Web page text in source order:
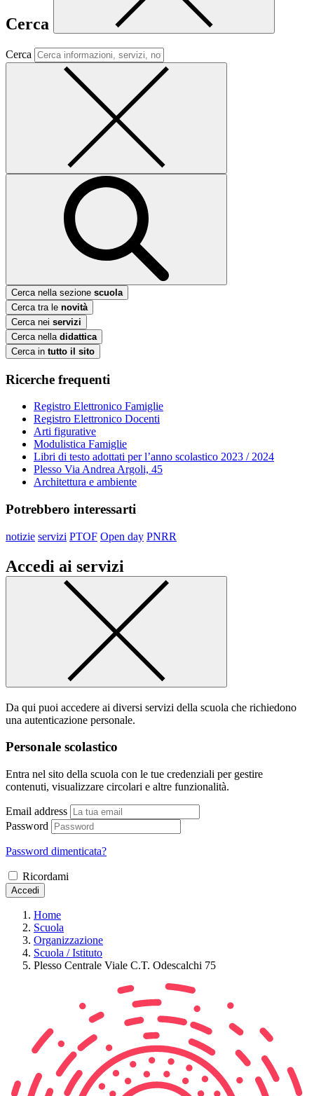
Cerca
Cerca
Cerca nella sezione scuola
Cerca tra le novità
Cerca nei servizi
Cerca nella didattica
Cerca in tutto il sito
Ricerche frequenti
Registro Elettronico Famiglie
Registro Elettronico Docenti
Arti figurative
Modulistica Famiglie
Libri di testo adottati per l’anno scolastico 2023 / 2024
Plesso Via Andrea Argoli, 45
Architettura e ambiente
Potrebbero interessarti
notizie servizi PTOF Open day PNRR
Accedi ai servizi
Da qui puoi accedere ai diversi servizi della scuola che richiedono
una autenticazione personale.
Personale scolastico
Entra nel sito della scuola con le tue credenziali per gestire
contenuti, visualizzare circolari e altre funzionalità.
Email address
Password
Password dimenticata?
Ricordami
Accedi
Home
Scuola
Organizzazione
Scuola / Istituto
Plesso Centrale Viale C.T. Odescalchi 75